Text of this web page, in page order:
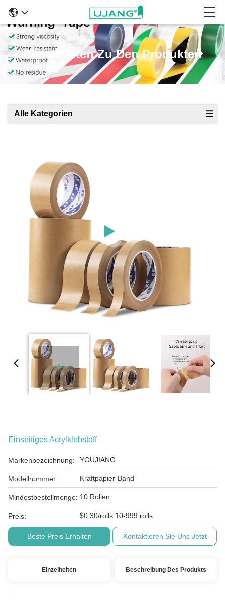
Einzelheiten Zu Den Produkten
Alle Kategorien
Einseitiges Acrylklebstoff
Markenbezeichnung: YOUJIANG
Modellnummer: Kraftpapier-Band
Mindestbestellmenge: 10 Rollen
Preis: $0.30/rolls 10-999 rolls
Beste Preis Erhalten Kontaktieren Sie Uns Jetzt
Einzelheiten Beschreibung Des Produkts